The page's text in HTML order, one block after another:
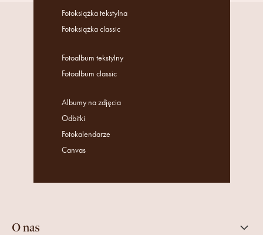
Fotoksiążka tekstylna
Fotoksiążka classic
Fotoalbum tekstylny
Fotoalbum classic
Albumy na zdjęcia
Odbitki
Fotokalendarze
Canvas
O nas